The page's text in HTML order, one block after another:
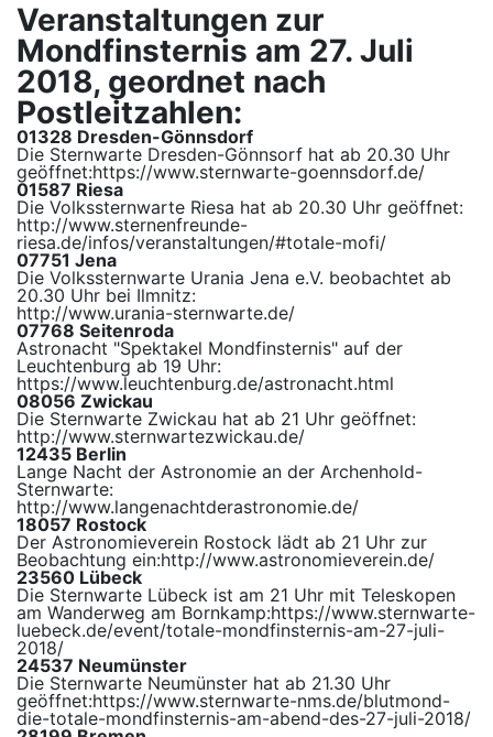
Veranstaltungen zur
Mondfinsternis am 27. Juli
2018, geordnet nach
Postleitzahlen:
01328 Dresden-Gönnsdorf
Die Sternwarte Dresden-Gönnsorf hat ab 20.30 Uhr
geöffnet:https://www.sternwarte-goennsdorf.de/
01587 Riesa
Die Volkssternwarte Riesa hat ab 20.30 Uhr geöffnet:
http://www.sternenfreunde-
riesa.de/infos/veranstaltungen/#totale-mofi/
07751 Jena
Die Volkssternwarte Urania Jena e.V. beobachtet ab
20.30 Uhr bei Ilmnitz:
http://www.urania-sternwarte.de/
07768 Seitenroda
Astronacht "Spektakel Mondfinsternis" auf der
Leuchtenburg ab 19 Uhr:
https://www.leuchtenburg.de/astronacht.html
08056 Zwickau
Die Sternwarte Zwickau hat ab 21 Uhr geöffnet:
http://www.sternwartezwickau.de/
12435 Berlin
Lange Nacht der Astronomie an der Archenhold-
Sternwarte:
http://www.langenachtderastronomie.de/
18057 Rostock
Der Astronomieverein Rostock lädt ab 21 Uhr zur
Beobachtung ein:http://www.astronomieverein.de/
23560 Lübeck
Die Sternwarte Lübeck ist am 21 Uhr mit Teleskopen
am Wanderweg am Bornkamp:https://www.sternwarte-
luebeck.de/event/totale-mondfinsternis-am-27-juli-
2018/
24537 Neumünster
Die Sternwarte Neumünster hat ab 21.30 Uhr
geöffnet:https://www.sternwarte-nms.de/blutmond-
die-totale-mondfinsternis-am-abend-des-27-juli-2018/